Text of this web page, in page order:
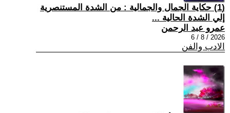
(1) حكاية الجمال والجمالية : من الشدة المستنصرية
إلي الشدة الحالية ...
عمرو عبد الرحمن
2026 / 8 / 6
الادب والفن